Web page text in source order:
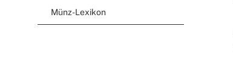
Münz-Lexikon